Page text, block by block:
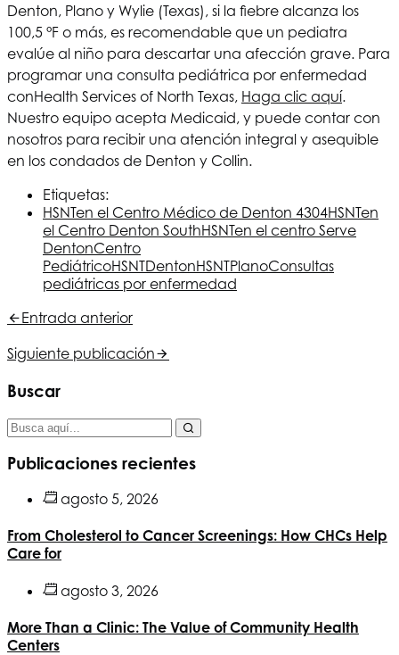
Denton, Plano y Wylie (Texas), si la fiebre alcanza los
100,5 °F o más, es recomendable que un pediatra
evalúe al niño para descartar una afección grave. Para
programar una consulta pediátrica por enfermedad
conHealth Services of North Texas, Haga clic aquí.
Nuestro equipo acepta Medicaid, y puede contar con
nosotros para recibir una atención integral y asequible
en los condados de Denton y Collin.
Etiquetas:
HSNTen el Centro Médico de Denton 4304HSNTen
el Centro Denton SouthHSNTen el centro Serve
DentonCentro
PediátricoHSNTDentonHSNTPlanoConsultas
pediátricas por enfermedad
Entrada anterior
Siguiente publicación
Buscar
Publicaciones recientes
agosto 5, 2026
From Cholesterol to Cancer Screenings: How CHCs Help
Care for
agosto 3, 2026
More Than a Clinic: The Value of Community Health
Centers